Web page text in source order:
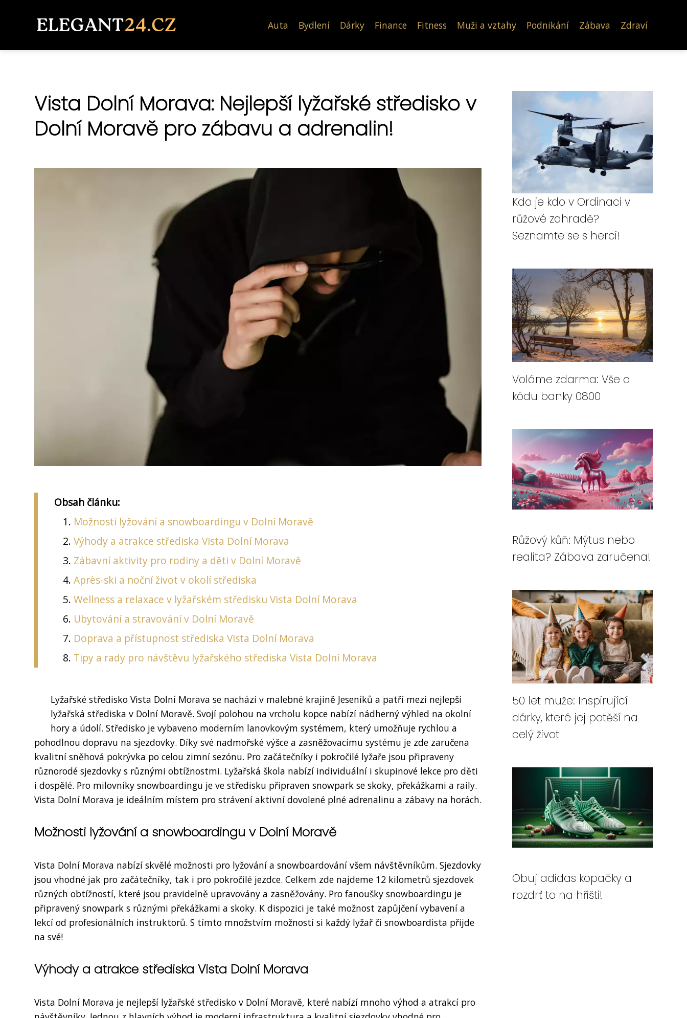
Auta Bydlení Dárky Finance Fitness Muži a vztahy Podnikání Zábava Zdraví
Vista Dolní Morava: Nejlepší lyžařské středisko v
Dolní Moravě pro zábavu a adrenalin!
Obsah článku:
Možnosti lyžování a snowboardingu v Dolní Moravě
Výhody a atrakce střediska Vista Dolní Morava
Zábavní aktivity pro rodiny a děti v Dolní Moravě
Après-ski a noční život v okolí střediska
Wellness a relaxace v lyžařském středisku Vista Dolní Morava
Ubytování a stravování v Dolní Moravě
Doprava a přístupnost střediska Vista Dolní Morava
Tipy a rady pro návštěvu lyžařského střediska Vista Dolní Morava
Lyžařské středisko Vista Dolní Morava se nachází v malebné krajině Jeseníků a patří mezi nejlepší
lyžařská střediska v Dolní Moravě. Svojí polohou na vrcholu kopce nabízí nádherný výhled na okolní
hory a údolí. Středisko je vybaveno moderním lanovkovým systémem, který umožňuje rychlou a
pohodlnou dopravu na sjezdovky. Díky své nadmořské výšce a zasněžovacímu systému je zde zaručena
kvalitní sněhová pokrývka po celou zimní sezónu. Pro začátečníky i pokročilé lyžaře jsou připraveny
různorodé sjezdovky s různými obtížnostmi. Lyžařská škola nabízí individuální i skupinové lekce pro děti
i dospělé. Pro milovníky snowboardingu je ve středisku připraven snowpark se skoky, překážkami a raily.
Vista Dolní Morava je ideálním místem pro strávení aktivní dovolené plné adrenalinu a zábavy na horách.
Možnosti lyžování a snowboardingu v Dolní Moravě
Vista Dolní Morava nabízí skvělé možnosti pro lyžování a snowboardování všem návštěvníkům. Sjezdovky
jsou vhodné jak pro začátečníky, tak i pro pokročilé jezdce. Celkem zde najdeme 12 kilometrů sjezdovek
různých obtížností, které jsou pravidelně upravovány a zasněžovány. Pro fanoušky snowboardingu je
připravený snowpark s různými překážkami a skoky. K dispozici je také možnost zapůjčení vybavení a
lekcí od profesionálních instruktorů. S tímto množstvím možností si každý lyžař či snowboardista přijde
na své!
Výhody a atrakce střediska Vista Dolní Morava
Vista Dolní Morava je nejlepší lyžařské středisko v Dolní Moravě, které nabízí mnoho výhod a atrakcí pro
Kdo je kdo v Ordinaci v
růžové zahradě?
Seznamte se s herci!
Voláme zdarma: Vše o
kódu banky 0800
Růžový kůň: Mýtus nebo
realita? Zábava zaručena!
50 let muže: Inspirující
dárky, které jej potěší na
celý život
Obuj adidas kopačky a
rozdrť to na hřišti!